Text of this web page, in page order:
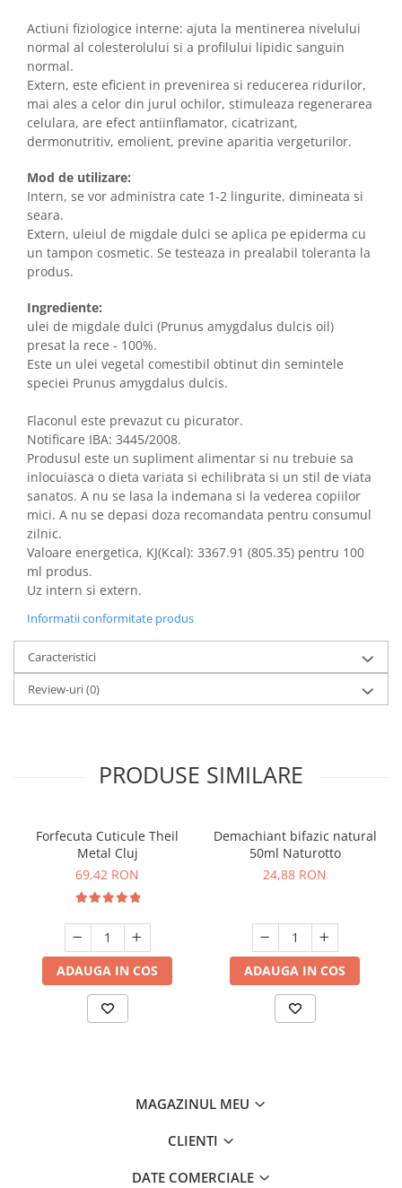
Actiuni fiziologice interne: ajuta la mentinerea nivelului
normal al colesterolului si a profilului lipidic sanguin
normal.
Extern, este eficient in prevenirea si reducerea ridurilor,
mai ales a celor din jurul ochilor, stimuleaza regenerarea
celulara, are efect antiinflamator, cicatrizant,
dermonutritiv, emolient, previne aparitia vergeturilor.
Mod de utilizare:
Intern, se vor administra cate 1-2 lingurite, dimineata si
seara.
Extern, uleiul de migdale dulci se aplica pe epiderma cu
un tampon cosmetic. Se testeaza in prealabil toleranta la
produs.
Ingrediente:
ulei de migdale dulci (Prunus amygdalus dulcis oil)
presat la rece - 100%.
Este un ulei vegetal comestibil obtinut din semintele
speciei Prunus amygdalus dulcis.
Flaconul este prevazut cu picurator.
Notificare IBA: 3445/2008.
Produsul este un supliment alimentar si nu trebuie sa
inlocuiasca o dieta variata si echilibrata si un stil de viata
sanatos. A nu se lasa la indemana si la vederea copiilor
mici. A nu se depasi doza recomandata pentru consumul
zilnic.
Valoare energetica, KJ(Kcal): 3367.91 (805.35) pentru 100
ml produs.
Uz intern si extern.
Informatii conformitate produs
Caracteristici
Review-uri(0)
PRODUSE SIMILARE
Forfecuta Cuticule Theil
Metal Cluj
69,42 RON
ADAUGA IN COS
Demachiant bifazic natural
50ml Naturotto
24,88 RON
ADAUGA IN COS
MAGAZINUL MEU
CLIENTI
DATE COMERCIALE